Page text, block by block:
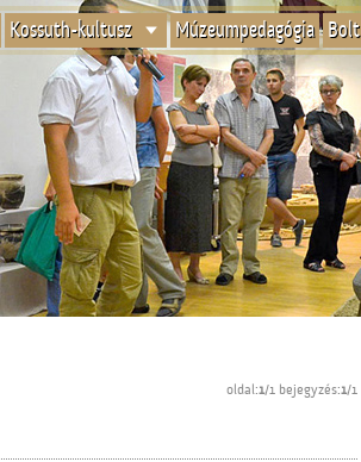
Kossuth-kultusz Múzeumpedagógia Bolt
oldal:1/1 bejegyzés:1/1